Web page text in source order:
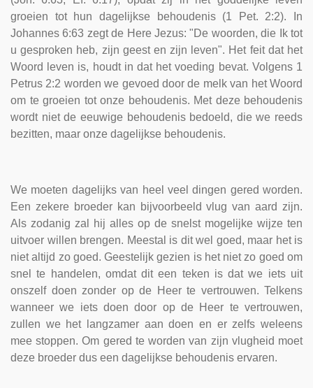
groeien tot hun dagelijkse behoudenis (1 Pet. 2:2). In
Johannes 6:63 zegt de Here Jezus: "De woorden, die Ik tot
u gesproken heb, zijn geest en zijn leven". Het feit dat het
Woord leven is, houdt in dat het voeding bevat. Volgens 1
Petrus 2:2 worden we gevoed door de melk van het Woord
om te groeien tot onze behoudenis. Met deze behoudenis
wordt niet de eeuwige behoudenis bedoeld, die we reeds
bezitten, maar onze dagelijkse behoudenis.
We moeten dagelijks van heel veel dingen gered worden.
Een zekere broeder kan bijvoorbeeld vlug van aard zijn.
Als zodanig zal hij alles op de snelst mogelijke wijze ten
uitvoer willen brengen. Meestal is dit wel goed, maar het is
niet altijd zo goed. Geestelijk gezien is het niet zo goed om
snel te handelen, omdat dit een teken is dat we iets uit
onszelf doen zonder op de Heer te vertrouwen. Telkens
wanneer we iets doen door op de Heer te vertrouwen,
zullen we het langzamer aan doen en er zelfs weleens
mee stoppen. Om gered te worden van zijn vlugheid moet
deze broeder dus een dagelijkse behoudenis ervaren.